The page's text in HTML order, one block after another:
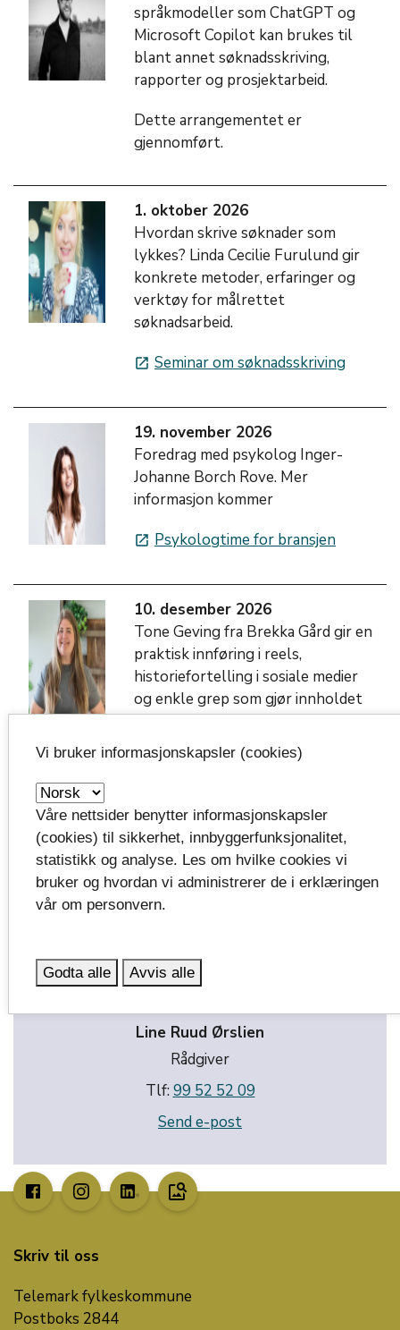
språkmodeller som ChatGPT og
Microsoft Copilot kan brukes til
blant annet søknadsskriving,
rapporter og prosjektarbeid.
Dette arrangementet er
gjennomført.
1. oktober 2026
Hvordan skrive søknader som
lykkes? Linda Cecilie Furulund gir
konkrete metoder, erfaringer og
verktøy for målrettet
søknadsarbeid.
launch Seminar om søknadsskriving
19. november 2026
Foredrag med psykolog Inger-
Johanne Borch Rove. Mer
informasjon kommer
launch Psykologtime for bransjen
10. desember 2026
Tone Geving fra Brekka Gård gir en
praktisk innføring i reels,
historiefortelling i sosiale medier
og enkle grep som gjør innholdet
ditt mer synlig.
launch Lag engasjerende innhold på
Line Ruud Ørslien
Rådgiver
Tlf: 99 52 52 09
Send e-post
image_search
Skriv til oss
Telemark fylkeskommune
Postboks 2844
Vi bruker informasjonskapsler (cookies)
Våre nettsider benytter informasjonskapsler
(cookies) til sikkerhet, innbyggerfunksjonalitet,
statistikk og analyse. Les om hvilke cookies vi
bruker og hvordan vi administrerer de i erklæringen
vår om personvern.
Godta alle Avvis alle